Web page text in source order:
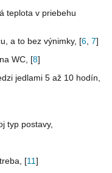
teplota v priebehu
a to bez výnimky, [6 7]
WC, [8]
jedlami 5 až 10 hodín,
typ postavy,
[11]